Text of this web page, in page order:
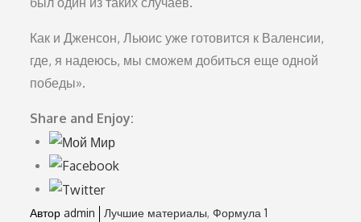
Как и Дженсон, Льюис уже готовится к Валенсии,
где, я надеюсь, мы сможем добиться еще одной
победы».
Share and Enjoy:
Авторadmin Лучшие материалы Формула 1